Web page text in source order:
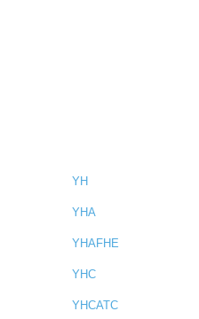
YH
YHA
YHAFHE
YHC
YHCATC